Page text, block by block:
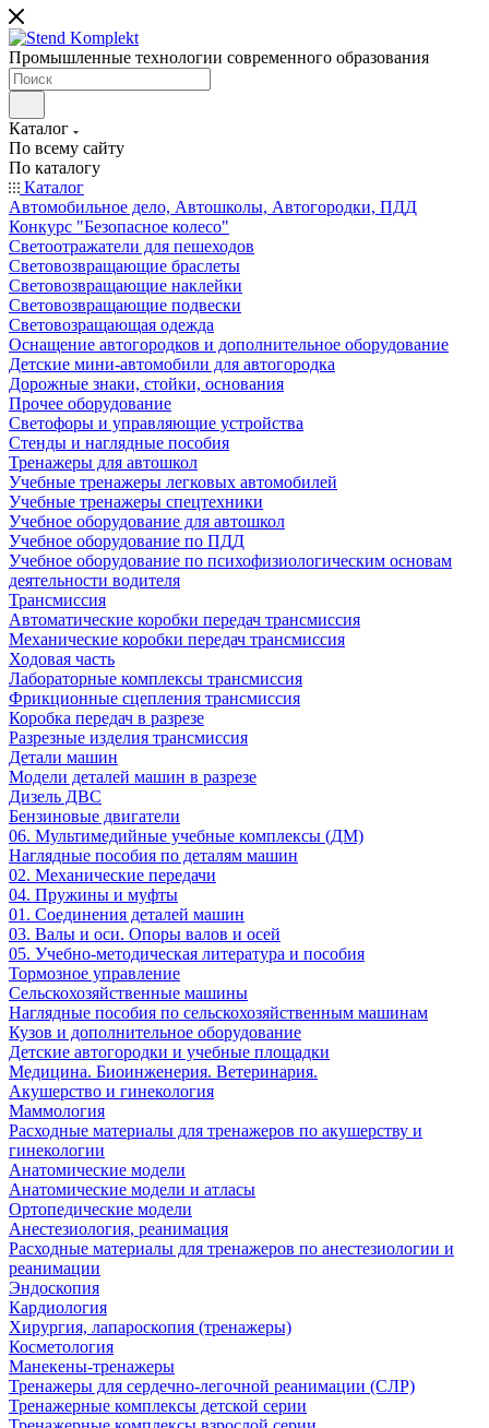
Промышленные технологии современного образования
Каталог
По всему сайту
По каталогу
Каталог
Автомобильное дело, Автошколы, Автогородки, ПДД
Конкурс "Безопасное колесо"
Светоотражатели для пешеходов
Световозвращающие браслеты
Световозвращающие наклейки
Световозвращающие подвески
Световозращающая одежда
Оснащение автогородков и дополнительное оборудование
Детские мини-автомобили для автогородка
Дорожные знаки, стойки, основания
Прочее оборудование
Светофоры и управляющие устройства
Стенды и наглядные пособия
Тренажеры для автошкол
Учебные тренажеры легковых автомобилей
Учебные тренажеры спецтехники
Учебное оборудование для автошкол
Учебное оборудование по ПДД
Учебное оборудование по психофизиологическим основам
деятельности водителя
Трансмиссия
Автоматические коробки передач трансмиссия
Механические коробки передач трансмиссия
Ходовая часть
Лабораторные комплексы трансмиссия
Фрикционные сцепления трансмиссия
Коробка передач в разрезе
Разрезные изделия трансмиссия
Детали машин
Модели деталей машин в разрезе
Дизель ДВС
Бензиновые двигатели
06. Мультимедийные учебные комплексы (ДМ)
Наглядные пособия по деталям машин
02. Механические передачи
04. Пружины и муфты
01. Соединения деталей машин
03. Валы и оси. Опоры валов и осей
05. Учебно-методическая литература и пособия
Тормозное управление
Сельскохозяйственные машины
Наглядные пособия по сельскохозяйственным машинам
Кузов и дополнительное оборудование
Детские автогородки и учебные площадки
Медицина. Биоинженерия. Ветеринария.
Акушерство и гинекология
Маммология
Расходные материалы для тренажеров по акушерству и
гинекологии
Анатомические модели
Анатомические модели и атласы
Ортопедические модели
Анестезиология, реанимация
Расходные материалы для тренажеров по анестезиологии и
реанимации
Эндоскопия
Кардиология
Хирургия, лапароскопия (тренажеры)
Косметология
Манекены-тренажеры
Тренажеры для сердечно-легочной реанимации (СЛР)
Тренажерные комплексы детской серии